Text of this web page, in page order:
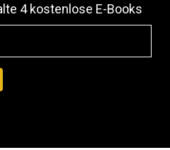
4 kostenlose E-Books